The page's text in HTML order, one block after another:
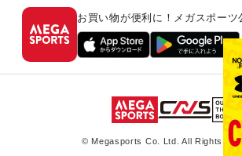
お買い物が便利に！メガスポーツ
© Megasports Co. Ltd. All Rights